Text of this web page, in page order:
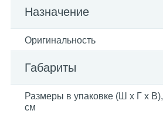
Назначение
Оригинальность
Габариты
Размеры в упаковке (Ш x Г x В),
см